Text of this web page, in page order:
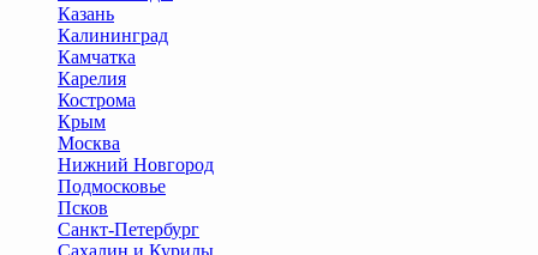
Казань
Калининград
Камчатка
Карелия
Кострома
Крым
Москва
Нижний Новгород
Подмосковье
Псков
Санкт-Петербург
Сахалин и Курилы